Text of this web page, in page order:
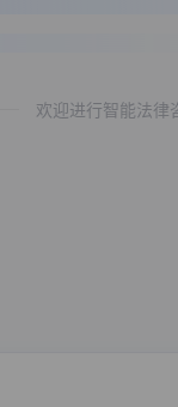
欢迎进行智能法律